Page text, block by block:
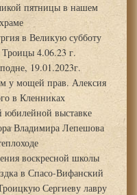
пятницы в нашем
храме
в Великую субботу
4.06.23 г.
19.01.2023г.
у мощей прав. Алексия
в Кленниках
юбилейной выставке
Владимира Лепешова
воскресной школы
в Спасо-Вифанский
Сергиеву лавру